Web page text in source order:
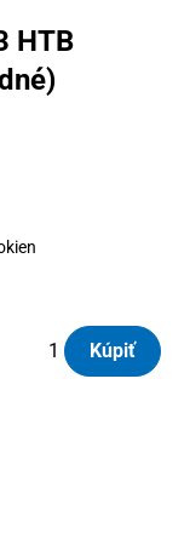
HTB
Kúpiť